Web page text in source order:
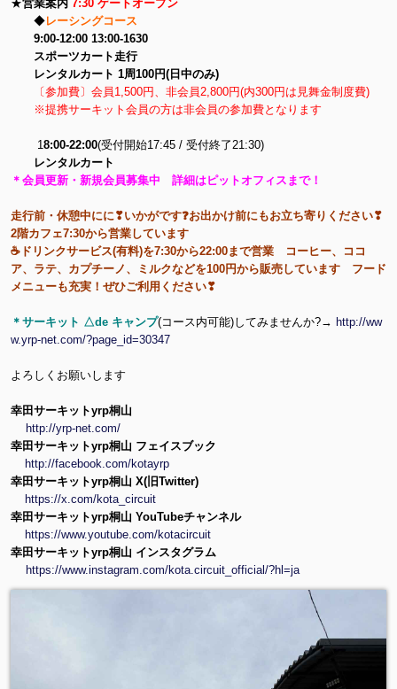
★営業案内 7:30 ゲートオープン
◆レーシングコース
9:00-12:00 13:00-1630
スポーツカート走行
レンタルカート 1周100円(日中のみ)
〔参加費〕会員1,500円、非会員2,800円(内300円は見舞金制度費)
※提携サーキット会員の方は非会員の参加費となります
1 8:00-22:00(受付開始17:45 / 受付終了21:30)
レンタルカート
＊会員更新・新規会員募集中 詳細はピットオフィスまで！
走行前・休憩中にに❣いかがです❓お出かけ前にもお立ち寄りください❣
2階カフェ7:30から営業しています
☕ドリンクサービス(有料)を7:30から22:00まで営業 コーヒー、ココ
ア、ラテ、カプチーノ、ミルクなどを100円から販売しています フード
メニューも充実！ぜひご利用ください❣
＊サーキット △de キャンプ(コース内可能)してみませんか?→ http://ww
w.yrp-net.com/?page_id=30347
よろしくお願いします
幸田サーキットyrp桐山
http://yrp-net.com/
幸田サーキットyrp桐山 フェイスブック
http://facebook.com/kotayrp
幸田サーキットyrp桐山 X(旧Twitter)
https://x.com/kota_circuit
幸田サーキットyrp桐山 YouTubeチャンネル
https://www.youtube.com/kotacircuit
幸田サーキットyrp桐山 インスタグラム
https://www.instagram.com/kota.circuit_official/?hl=ja